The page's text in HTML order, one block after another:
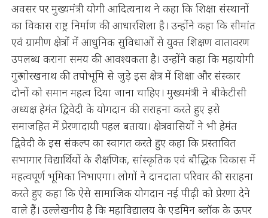
अवसर पर मुख्यमंत्री योगी आदित्यनाथ ने कहा कि शिक्षा संस्थानों
का विकास राष्ट्र निर्माण की आधारशिला है। उन्होंने कहा कि सीमांत
एवं ग्रामीण क्षेत्रों में आधुनिक सुविधाओं से युक्त शिक्षण वातावरण
उपलब्ध कराना समय की आवश्यकता है। उन्होंने कहा कि महायोगी
गुरु गोरखनाथ की तपोभूमि से जुड़े इस क्षेत्र में शिक्षा और संस्कार
दोनों को समान महत्व दिया जाना चाहिए। मुख्यमंत्री ने बीकेटीसी
अध्यक्ष हेमंत द्विवेदी के योगदान की सराहना करते हुए इसे
समाजहित में प्रेरणादायी पहल बताया। क्षेत्रवासियों ने भी हेमंत
द्विवेदी के इस संकल्प का स्वागत करते हुए कहा कि प्रस्तावित
सभागार विद्यार्थियों के शैक्षणिक, सांस्कृतिक एवं बौद्धिक विकास में
महत्वपूर्ण भूमिका निभाएगा। लोगों ने दानदाता परिवार की सराहना
करते हुए कहा कि ऐसे सामाजिक योगदान नई पीढ़ी को प्रेरणा देने
वाले हैं। उल्लेखनीय है कि महाविद्यालय के एडमिन ब्लॉक के ऊपर